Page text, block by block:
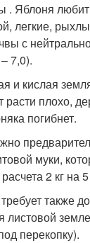
. Яблоня
легкие,
с
7,0).
и кислая
расти плохо,
погибнет.
муки,
2 кг на
также
листовой
перекопку).